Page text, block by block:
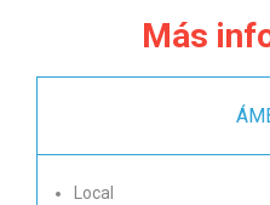
Más
Local